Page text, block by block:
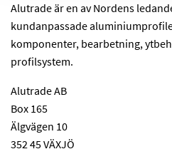
Alutrade är en av Nordens
kundanpassade
komponenter, bearbetning,
profilsystem.
Alutrade AB
Box 165
Älgvägen 10
352 45 VÄXJÖ